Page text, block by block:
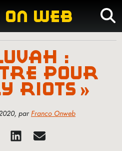
on web
pour
riots »
, parFranco Onweb